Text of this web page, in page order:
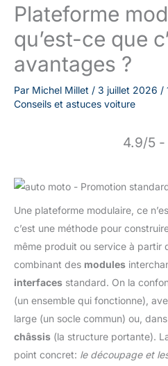
Plateforme
qu’est-ce que
avantages ?
Par Michel Millet / 3 juillet 2026 /
Conseils et astuces voiture
4.9/5 -
Une plateforme modulaire, ce
c’est une méthode pour
même produit ou service à partir
combinant des modules
interfaces standard. On la
(un ensemble qui fonctionne),
large (un socle commun) ou,
châssis (la structure portante).
point concret: le découpage et